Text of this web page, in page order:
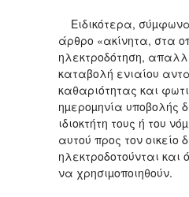
Ειδικότερα,
άρθρο «ακίνητα, στα
ηλεκτροδότηση,
καταβολή ενιαίου
καθαριότητας και
ηµεροµηνία υποβολής
ιδιοκτήτη τους ή του
αυτού προς τον οικείο
ηλεκτροδοτούνται και
να χρησιµοποιηθούν.